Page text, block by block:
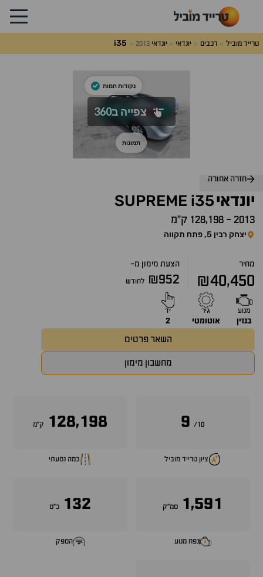
טרייד מוביל רכבים יונדאי יונדאי i35 2013
חזרה אחורה
יונדאיi35
SUPREME
2013
- 128,198 ק״מ
יצחק רבין 5, פתח תקווה
מחיר
₪40,450
הצעת מימון מ-
₪952 לחודש
מנוע
בנזין
גיר
אוטומטי
יד
2
השאר פרטים
מחשבון מימון
10/
9
ציון טרייד מוביל
128,198 ק״מ
כמה נסעתי
1,591 סמ״ק
נפח מנוע
132 כ״ס
הספק